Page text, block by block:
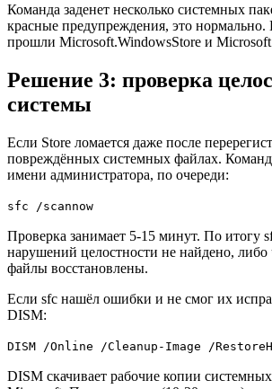
Команда заденет несколько системных
красные предупреждения, это нормально.
прошли Microsoft.WindowsStore и
Решение 3: проверка
системы
Если Store ломается даже после
повреждённых системных файлах.
имени администратора, по очереди:
sfc /scannow
Проверка занимает 5-15 минут. По итогу
нарушений целостности не найдено,
файлы восстановлены.
Если sfc нашёл ошибки и не смог их
DISM:
DISM /Online /Cleanup-Image /
DISM скачивает рабочие копии